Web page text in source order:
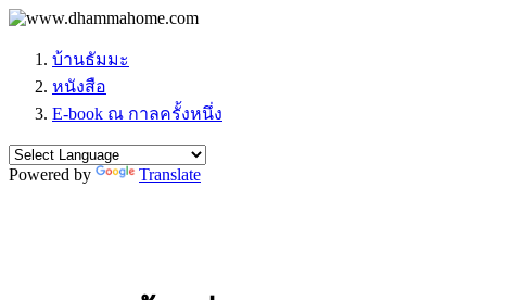
บ้านธัมมะ
หนังสือ
E-book ณ กาลครั้งหนึ่ง
Powered by Translate